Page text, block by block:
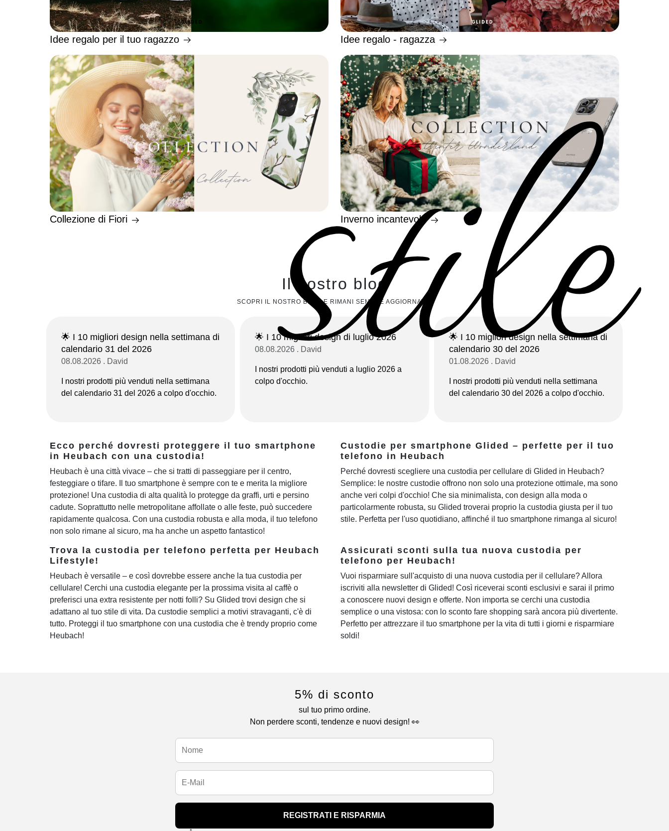
stile
Idee regalo per il tuo ragazzo Idee regalo - ragazza
Collezione di Fiori Inverno incantevole
Il nostro blog
SCOPRI IL NOSTRO BLOG E RIMANI SEMPRE AGGIORNATO!
🌟 I 10 migliori design nella settimana di
calendario 31 del 2026
08.08.2026 . David
I nostri prodotti più venduti nella settimana
del calendario 31 del 2026 a colpo d'occhio.
🌟 I 10 migliori design di luglio 2026
08.08.2026 . David
I nostri prodotti più venduti a luglio 2026 a
colpo d'occhio.
🌟 I 10 migliori design nella settimana di
calendario 30 del 2026
01.08.2026 . David
I nostri prodotti più venduti nella settimana
del calendario 30 del 2026 a colpo d'occhio.
Ecco perché dovresti proteggere il tuo smartphone
in Heubach con una custodia!
Heubach è una città vivace – che si tratti di passeggiare per il centro,
festeggiare o tifare. Il tuo smartphone è sempre con te e merita la migliore
protezione! Una custodia di alta qualità lo protegge da graffi, urti e persino
cadute. Soprattutto nelle metropolitane affollate o alle feste, può succedere
rapidamente qualcosa. Con una custodia robusta e alla moda, il tuo telefono
non solo rimane al sicuro, ma ha anche un aspetto fantastico!
Custodie per smartphone Glided – perfette per il tuo
telefono in Heubach
Perché dovresti scegliere una custodia per cellulare di Glided in Heubach?
Semplice: le nostre custodie offrono non solo una protezione ottimale, ma sono
anche veri colpi d'occhio! Che sia minimalista, con design alla moda o
particolarmente robusta, su Glided troverai proprio la custodia giusta per il tuo
stile. Perfetta per l'uso quotidiano, affinché il tuo smartphone rimanga al sicuro!
Trova la custodia per telefono perfetta per Heubach
Lifestyle!
Heubach è versatile – e così dovrebbe essere anche la tua custodia per
cellulare! Cerchi una custodia elegante per la prossima visita al caffè o
preferisci una extra resistente per notti folli? Su Glided trovi design che si
adattano al tuo stile di vita. Da custodie semplici a motivi stravaganti, c'è di
tutto. Proteggi il tuo smartphone con una custodia che è trendy proprio come
Heubach!
Assicurati sconti sulla tua nuova custodia per
telefono per Heubach!
Vuoi risparmiare sull'acquisto di una nuova custodia per il cellulare? Allora
iscriviti alla newsletter di Glided! Così riceverai sconti esclusivi e sarai il primo
a conoscere nuovi design e offerte. Non importa se cerchi una custodia
semplice o una vistosa: con lo sconto fare shopping sarà ancora più divertente.
Perfetto per attrezzare il tuo smartphone per la vita di tutti i giorni e risparmiare
soldi!
5% di sconto
sul tuo primo ordine.
Non perdere sconti, tendenze e nuovi design! 👀
REGISTRATI E RISPARMIA